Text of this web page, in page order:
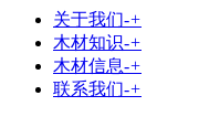
关于我们-+
木材知识-+
木材信息-+
联系我们-+